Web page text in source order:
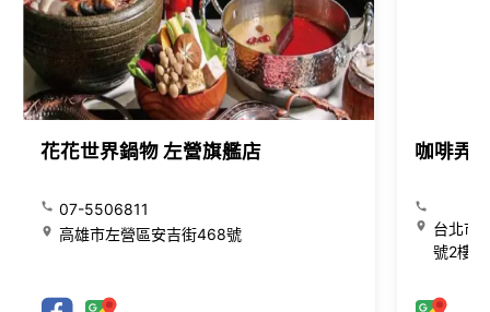
花花世界鍋物 左營旗艦店
07-5506811
高雄市左營區安吉街468號
咖啡弄
台北市
號2樓